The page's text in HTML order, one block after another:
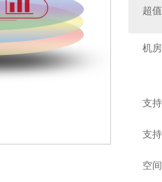
超
机
支
支
空